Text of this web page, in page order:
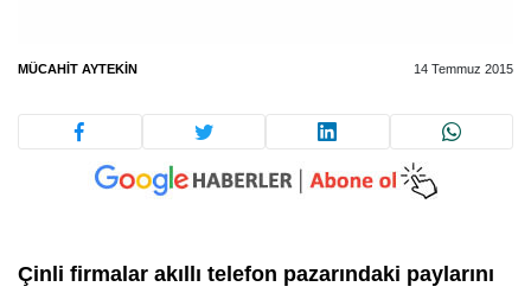
MÜCAHIT AYTEKIN 14 Temmuz 2015
Çinli firmalar akıllı telefon pazarındaki paylarını